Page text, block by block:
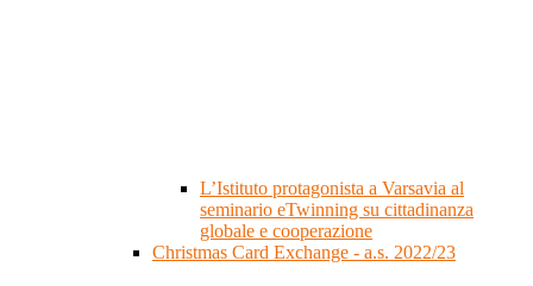
L’Istituto protagonista a Varsavia al
seminario eTwinning su cittadinanza
globale e cooperazione
Christmas Card Exchange - a.s. 2022/23